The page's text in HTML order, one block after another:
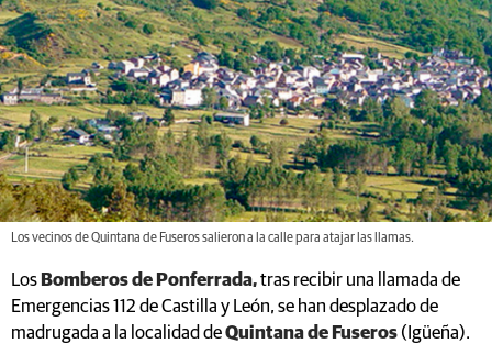
Los vecinos de Quintana de Fuseros salieron a la calle para atajar las llamas.
Los Bomberos de Ponferrada,tras recibir una llamada de
Emergencias 112 de Castilla y León, se han desplazado de
madrugada a la localidad deQuintana de Fuseros (Igüeña).